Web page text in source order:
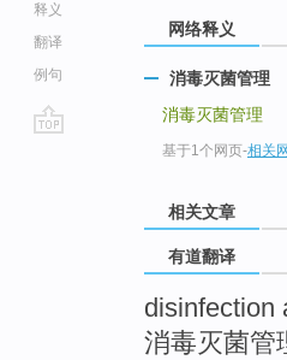
释义
翻译
例句
网络释义
消毒灭菌管理
消毒灭菌管理
基于1个网页-相关
相关文章
有道翻译
disinfection
消毒灭菌管